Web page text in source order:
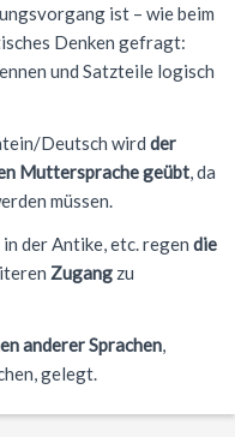
ist – wie beim
Denken gefragt:
und Satzteile logisch
Deutsch wird der
Muttersprache geübt, da
müssen.
der Antike, etc. regen die
Zugang zu
anderer Sprachen,
gelegt.